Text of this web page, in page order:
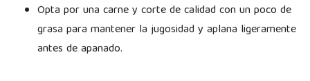
Opta por una carne y corte de calidad con un poco de
grasa para mantener la jugosidad y aplana ligeramente
antes de apanado.